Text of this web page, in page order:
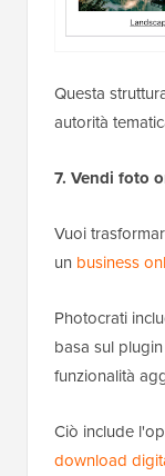
Questa
autorità
7. Vendi foto
Vuoi
un business
Photocrati
basa sul
funzionalità
Ciò include
download